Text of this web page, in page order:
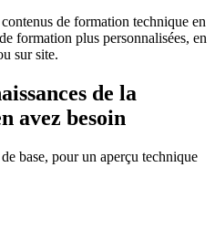
de formation technique en
formation plus personnalisées, en
sur site.
de la
avez besoin
base, pour un aperçu technique